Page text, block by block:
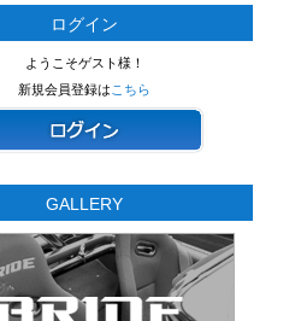
ログイン
ようこそゲスト様！
新規会員登録は こちら
GALLERY